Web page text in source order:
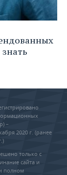
–
2020 г. (ранее
только с
сайта и
полном